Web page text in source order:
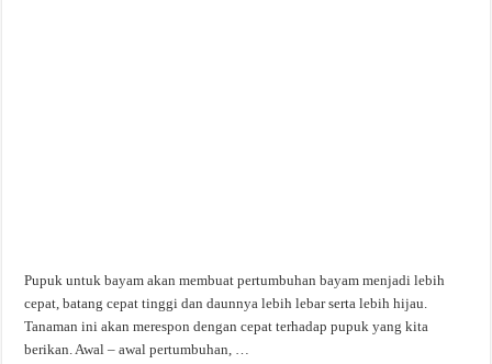
Pupuk untuk bayam akan membuat pertumbuhan bayam menjadi lebih
cepat, batang cepat tinggi dan daunnya lebih lebar serta lebih hijau.
Tanaman ini akan merespon dengan cepat terhadap pupuk yang kita
berikan. Awal – awal pertumbuhan, …